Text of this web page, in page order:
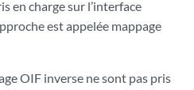
en charge sur l’interface
est appelée mappage
OIF inverse ne sont pas pris